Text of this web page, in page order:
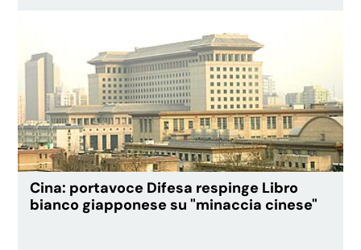
Cina: portavoce Difesa respinge Libro
bianco giapponese su "minaccia cinese"